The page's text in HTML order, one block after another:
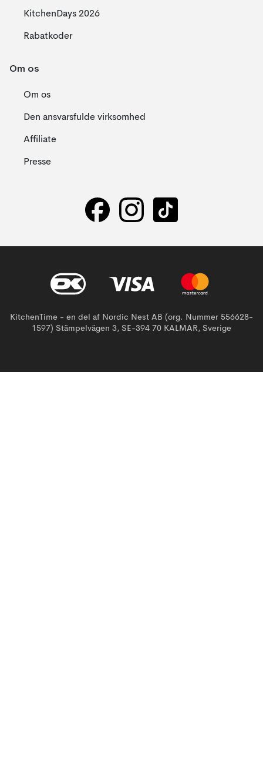
KitchenDays 2026
Rabatkoder
Om os
Om os
Den ansvarsfulde virksomhed
Affiliate
Presse
KitchenTime - en del af Nordic Nest AB (org. Nummer 556628-
1597) Stämpelvägen 3, SE-394 70 KALMAR, Sverige